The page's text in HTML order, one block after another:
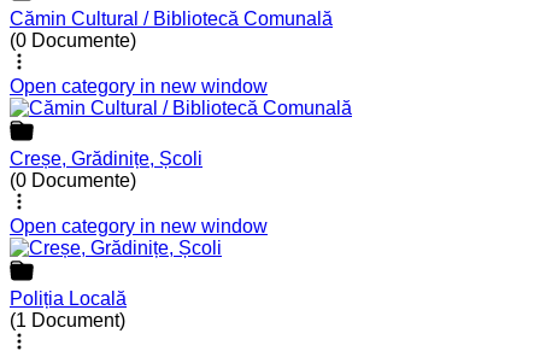
Cămin Cultural / Bibliotecă Comunală
(0 Documente)
Open category in new window
Creșe, Grădinițe, Școli
(0 Documente)
Open category in new window
Poliția Locală
(1 Document)